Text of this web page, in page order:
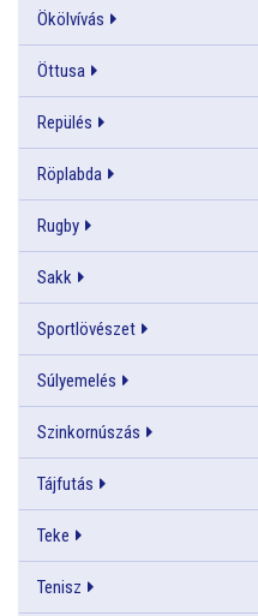
Ökölvívás
Öttusa
Repülés
Röplabda
Rugby
Sakk
Sportlövészet
Súlyemelés
Szinkornúszás
Tájfutás
Teke
Tenisz